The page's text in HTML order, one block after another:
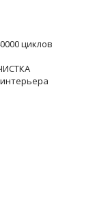
циклов